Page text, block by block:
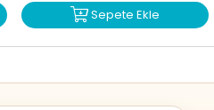
Sepete Ekle